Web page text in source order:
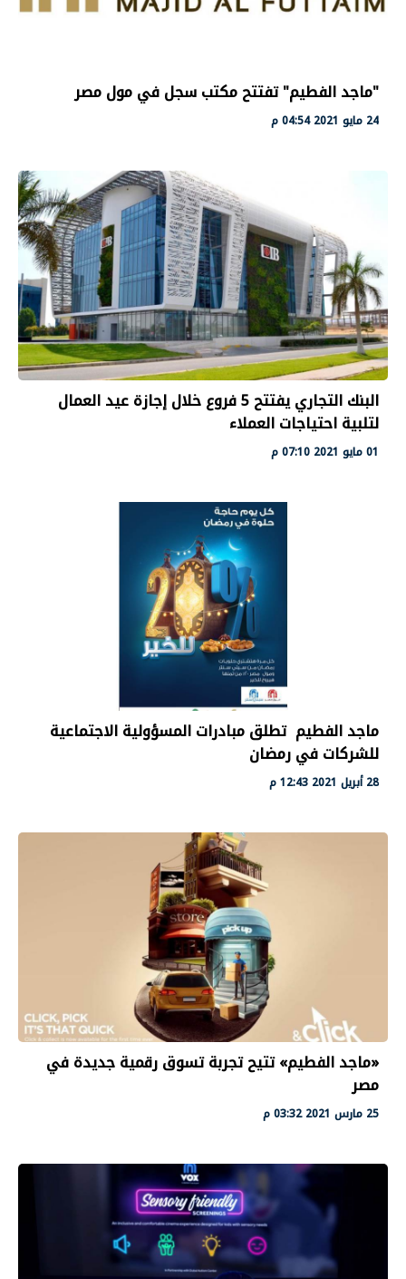
"ماجد الفطيم" تفتتح مكتب سجل في مول مصر
24 مايو 2021 04:54 م
البنك التجاري يفتتح 5 فروع خلال إجازة عيد العمال
لتلبية احتياجات العملاء
01 مايو 2021 07:10 م
ماجد الفطيم تطلق مبادرات المسؤولية الاجتماعية
للشركات في رمضان
28 أبريل 2021 12:43 م
«ماجد الفطيم» تتيح تجربة تسوق رقمية جديدة في
مصر
25 مارس 2021 03:32 م